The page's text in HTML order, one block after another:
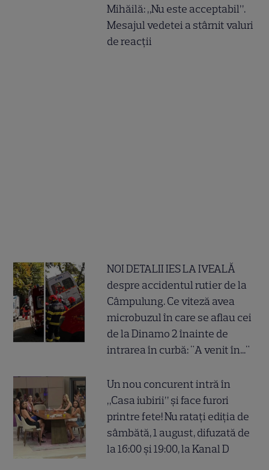
Mihăilă: „Nu este acceptabil”.
Mesajul vedetei a stârnit valuri
de reacții
NOI DETALII IES LA IVEALĂ
despre accidentul rutier de la
Câmpulung. Ce viteză avea
microbuzul în care se aflau cei
de la Dinamo 2 înainte de
intrarea în curbă: "A venit în..."
Un nou concurent intră în
„Casa iubirii” și face furori
printre fete! Nu ratați ediția de
sâmbătă, 1 august, difuzată de
la 16:00 și 19:00, la Kanal D